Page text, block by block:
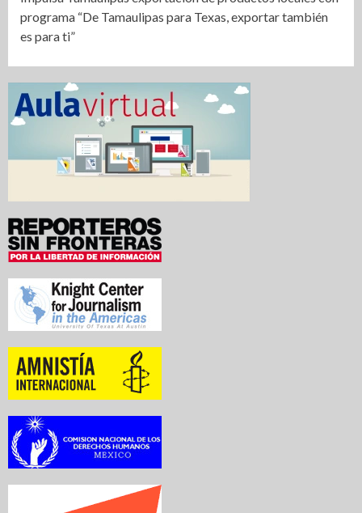
programa “De Tamaulipas para Texas, exportar también
es para ti”